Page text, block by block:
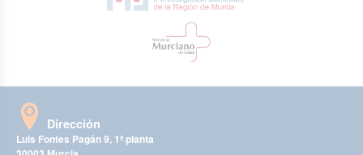
Dirección
Luis Fontes Pagán 9, 1ª planta